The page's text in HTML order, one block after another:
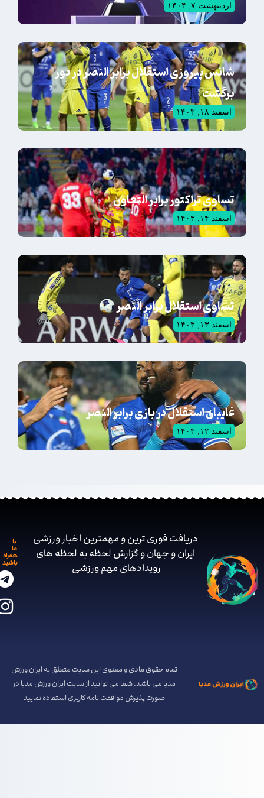
اردیبهشت ۷, ۱۴۰۴
شانس پیروزی استقلال برابر النصر در دور
برگشت
اسفند ۱۸, ۱۴۰۳
تساوی تراکتور برابر التعاون
اسفند ۱۴, ۱۴۰۳
تساوی استقلال برابر النصر
اسفند ۱۳, ۱۴۰۳
غایبان استقلال در بازی برابر النصر
اسفند ۱۲, ۱۴۰۳
دریافت فوری ترین و مهمترین اخبار ورزشی
ایران و جهان و گزارش لحظه به لحظه های
رویدادهای مهم ‌ورزشی
همراه
باشید
تمام حقوق مادی و معنوی این سایت متعلق به ایران ورزش
مدیا می باشد. شما می توانید از سایت ایران ورزش مدیا در
صورت پذیرش موافقت نامه کاربری استفاده نمایید